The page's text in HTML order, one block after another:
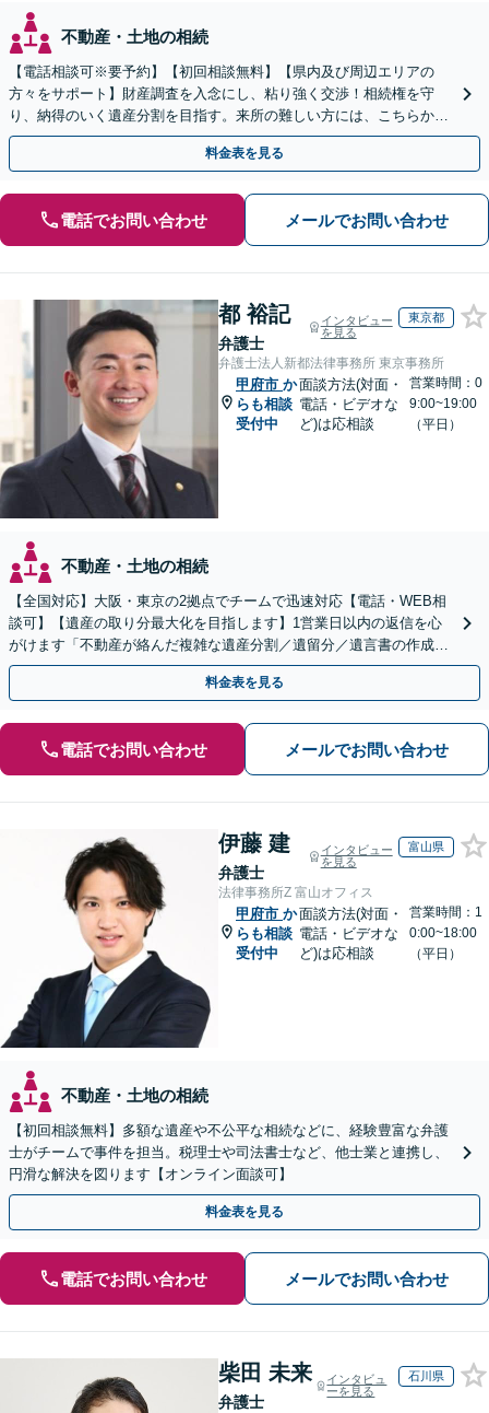
不動産・土地の相続
【電話相談可※要予約】【初回相談無料】【県内及び周辺エリアの
方々をサポート】財産調査を入念にし、粘り強く交渉！相続権を守
り、納得のいく遺産分割を目指す。来所の難しい方には、こちらから
訪問！遺留分侵害額請求／遺言書作成【出張サービス】
料金表を見る
電話でお問い合わせ メールでお問い合わせ
都 裕記
弁護士
インタビュー
を見る
東京都
弁護士法人新都法律事務所 東京事務所
甲府市 か
らも相談
受付中
面談方法(対面・
電話・ビデオな
ど)は応相談
営業時間：0
9:00~19:00
（平日）
不動産・土地の相続
【全国対応】大阪・東京の2拠点でチームで迅速対応【電話・WEB相
談可】【遺産の取り分最大化を目指します】1営業日以内の返信を心
がけます「不動産が絡んだ複雑な遺産分割／遺留分／遺言書の作成・
執行／事業承継など、お任せください」【休日相談あり】
料金表を見る
電話でお問い合わせ メールでお問い合わせ
伊藤 建
弁護士
インタビュー
を見る
富山県
法律事務所Z 富山オフィス
甲府市 か
らも相談
受付中
面談方法(対面・
電話・ビデオな
ど)は応相談
営業時間：1
0:00~18:00
（平日）
不動産・土地の相続
【初回相談無料】多額な遺産や不公平な相続などに、経験豊富な弁護
士がチームで事件を担当。税理士や司法書士など、他士業と連携し、
円滑な解決を図ります【オンライン面談可】
料金表を見る
電話でお問い合わせ メールでお問い合わせ
柴田 未来
弁護士
インタビュ
ーを見る
石川県